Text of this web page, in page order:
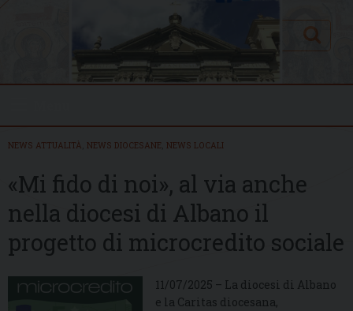
twitter
facebook
Search
NEWS ATTUALITÀ NEWS DIOCESANE NEWS LOCALI
«Mi fido di noi», al via anche
nella diocesi di Albano il
progetto di microcredito sociale
11/07/2025 – La diocesi di Albano
e la Caritas diocesana,